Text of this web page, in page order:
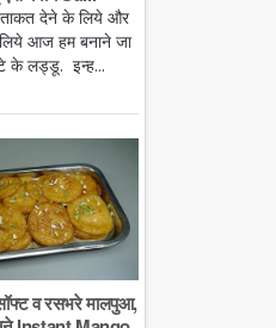
ताकत देने के लिये और
आज हम बनाने जा
के लड्डू. इन्ह...
व रसभरे मालपुआ,